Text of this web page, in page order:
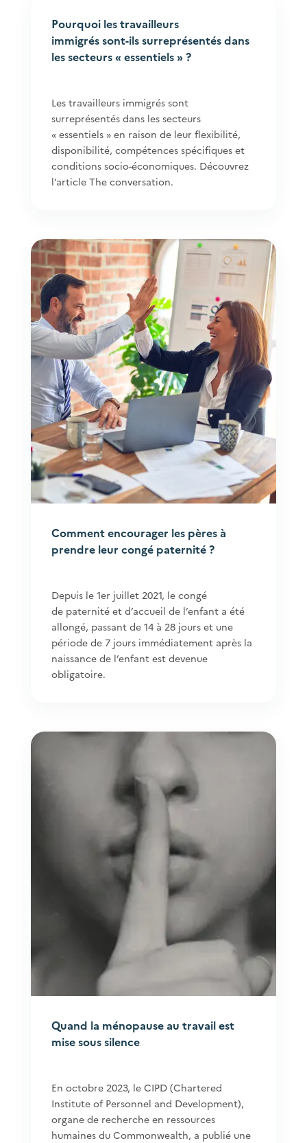
Pourquoi les travailleurs
immigrés sont-ils surreprésentés dans
les secteurs « essentiels » ?
Les travailleurs immigrés sont
surreprésentés dans les secteurs
« essentiels » en raison de leur flexibilité,
disponibilité, compétences spécifiques et
conditions socio-économiques. Découvrez
l’article The conversation.
Comment encourager les pères à
prendre leur congé paternité ?
Depuis le 1er juillet 2021, le congé
de paternité et d’accueil de l’enfant a été
allongé, passant de 14 à 28 jours et une
période de 7 jours immédiatement après la
naissance de l’enfant est devenue
obligatoire.
Quand la ménopause au travail est
mise sous silence
En octobre 2023, le CIPD (Chartered
Institute of Personnel and Development),
organe de recherche en ressources
humaines du Commonwealth, a publié une